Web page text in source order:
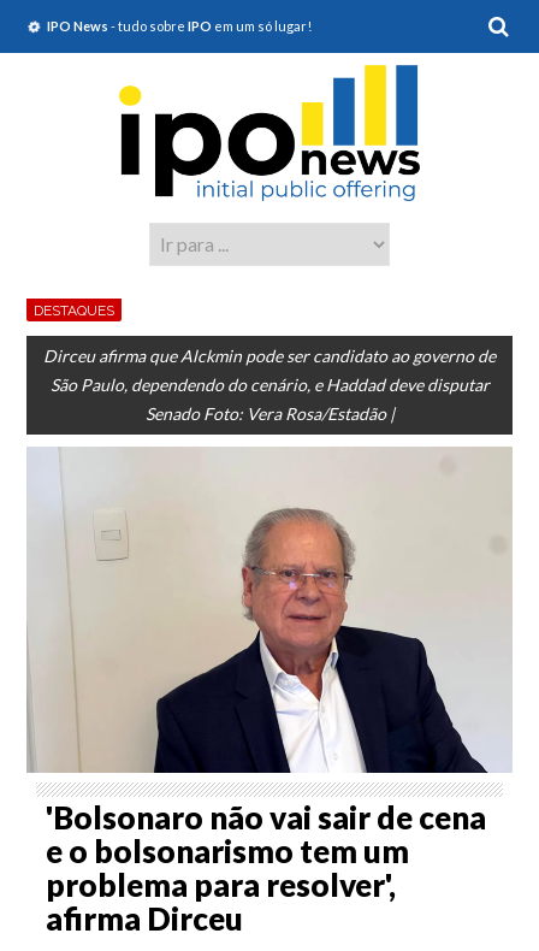
IPO News - tudo sobre IPO em um só lugar!
DESTAQUES
Dirceu afirma que Alckmin pode ser candidato ao governo de
São Paulo, dependendo do cenário, e Haddad deve disputar
Senado Foto: Vera Rosa/Estadão |
'Bolsonaro não vai sair de cena
e o bolsonarismo tem um
problema para resolver',
afirma Dirceu